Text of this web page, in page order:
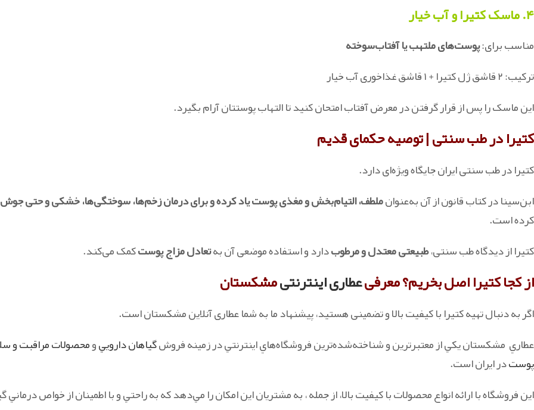
۴. ماسک کتیرا و آب خیار
مناسب برای:پوست‌های ملتهب یا آفتاب‌سوخته
ترکیب: ۲ قاشق ژل کتیرا + ۱ قاشق غذاخوری آب خیار
این ماسک را پس از قرار گرفتن در معرض آفتاب امتحان کنید تا التهاب پوستتان آرام بگیرد.
کتیرا در طب سنتی | توصیه حکمای قدیم
کتیرا در طب سنتی ایران جایگاه ویژه‌ای دارد.
ابن‌سینا در کتاب قانون از آن به‌عنوانملطف، التیام‌بخش و مغذی پوست یاد کرده و برای درمان زخم‌ها، سوختگی‌ها، خشکی و حتی جوش
کرده است.
کتیرا از دیدگاه طب سنتی،طبیعتی معتدل و مرطوبدارد و استفاده موضعی آن بهتعادل مزاج پوستکمک می‌کند.
از کجا کتیرا اصل بخریم؟ معرفیعطاری اینترنتیمشکستان
اگر به دنبال تهیه کتیرا با کیفیت بالا و تضمینی هستید، پیشنهاد ما به شما عطاری آنلاین مشکستان است.
عطاري مشکستان يکي از معتبرترين و شناخته‌شده‌ترين فروشگاه‌هاي اينترنتي در زمينه فروشگياهان داروييومحصولات مراقبت و
پوستدر ايران است.
اين فروشگاه با ارائه انواع محصولات با کيفيت بالا، از جمله ، به مشتريان اين امکان را مي‌دهد که به راحتي و با اطمينان از خواص درماني